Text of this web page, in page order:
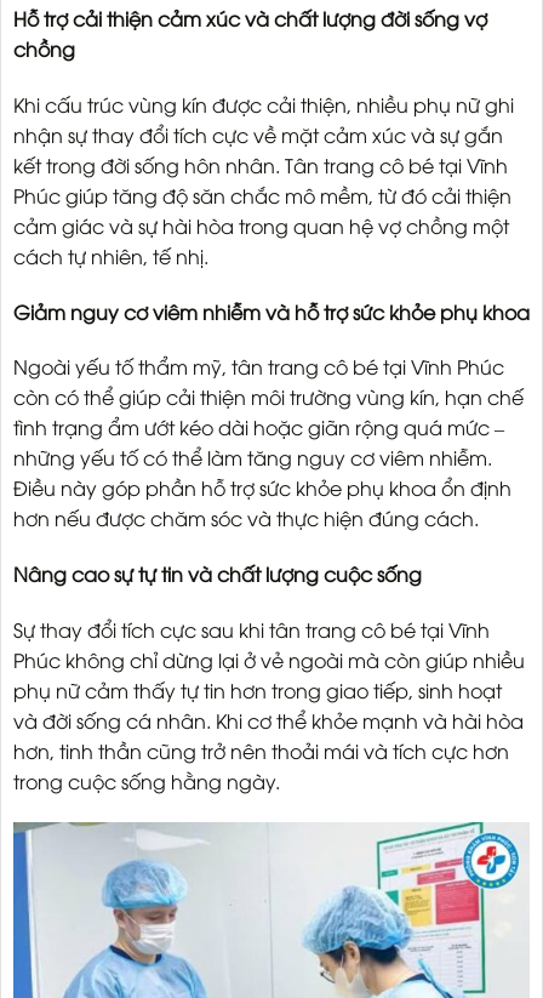
Hỗ trợ cải thiện cảm xúc và chất lượng đời sống vợ
chồng
Khi cấu trúc vùng kín được cải thiện, nhiều phụ nữ ghi
nhận sự thay đổi tích cực về mặt cảm xúc và sự gắn
kết trong đời sống hôn nhân. Tân trang cô bé tại Vĩnh
Phúc giúp tăng độ săn chắc mô mềm, từ đó cải thiện
cảm giác và sự hài hòa trong quan hệ vợ chồng một
cách tự nhiên, tế nhị.
Giảm nguy cơ viêm nhiễm và hỗ trợ sức khỏe phụ khoa
Ngoài yếu tố thẩm mỹ, tân trang cô bé tại Vĩnh Phúc
còn có thể giúp cải thiện môi trường vùng kín, hạn chế
tình trạng ẩm ướt kéo dài hoặc giãn rộng quá mức –
những yếu tố có thể làm tăng nguy cơ viêm nhiễm.
Điều này góp phần hỗ trợ sức khỏe phụ khoa ổn định
hơn nếu được chăm sóc và thực hiện đúng cách.
Nâng cao sự tự tin và chất lượng cuộc sống
Sự thay đổi tích cực sau khi tân trang cô bé tại Vĩnh
Phúc không chỉ dừng lại ở vẻ ngoài mà còn giúp nhiều
phụ nữ cảm thấy tự tin hơn trong giao tiếp, sinh hoạt
và đời sống cá nhân. Khi cơ thể khỏe mạnh và hài hòa
hơn, tinh thần cũng trở nên thoải mái và tích cực hơn
trong cuộc sống hằng ngày.